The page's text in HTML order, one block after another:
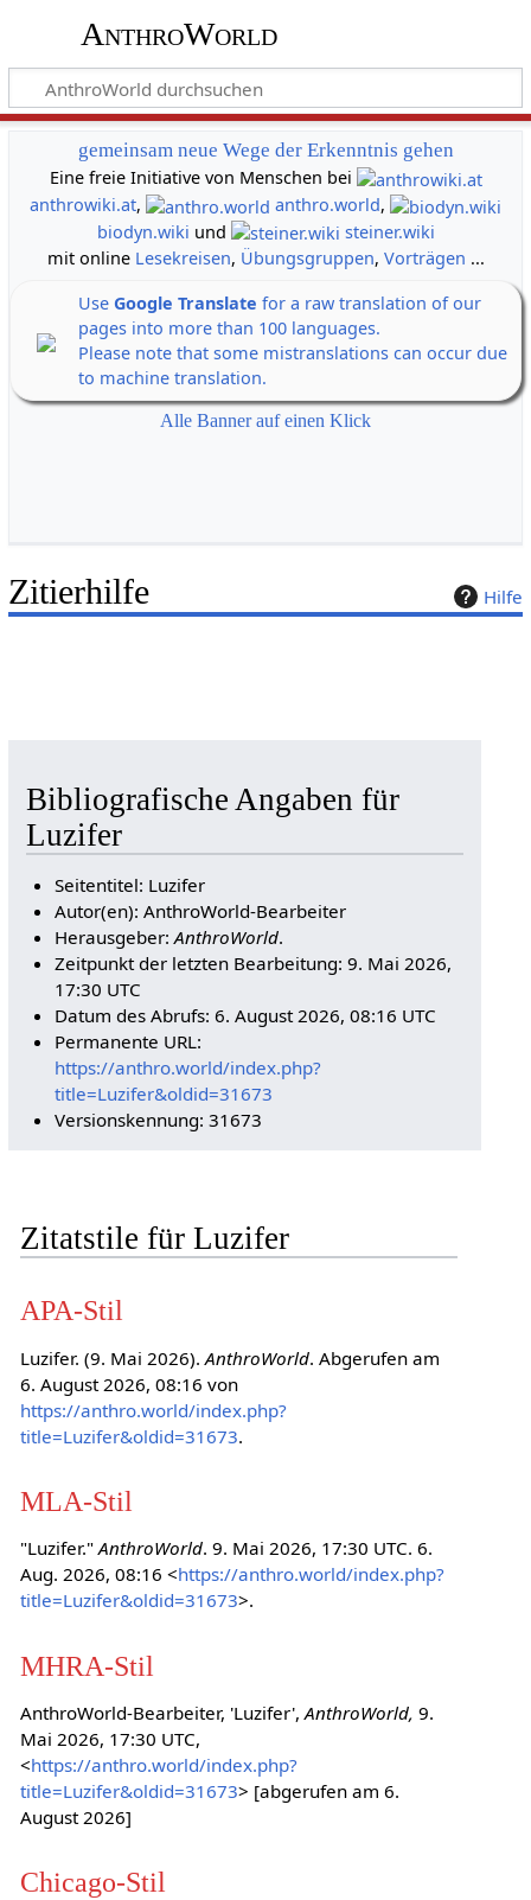
AnthroWorld
gemeinsam neue Wege der Erkenntnis gehen
Eine freie Initiative von Menschen bei
anthrowiki.at, anthro.world,
biodyn.wiki und
steiner.wiki
mit online Lesekreisen, Übungsgruppen, Vorträgen ...
Use Google Translate for a raw translation of our
pages into more than 100 languages.
Please note that some mistranslations can occur due
to machine translation.
Alle Banner auf einen Klick
Hilfe
Zitierhilfe
Bibliografische Angaben für
Luzifer
Seitentitel: Luzifer
Autor(en): AnthroWorld-Bearbeiter
Herausgeber:AnthroWorld.
Zeitpunkt der letzten Bearbeitung: 9. Mai 2026,
17:30 UTC
Datum des Abrufs: 6. August 2026, 08:16 UTC
Permanente URL:
https://anthro.world/index.php?
title=Luzifer&oldid=31673
Versionskennung: 31673
Zitatstile für Luzifer
APA-Stil
Luzifer. (9. Mai 2026). AnthroWorld. Abgerufen am
6. August 2026, 08:16 von
https://anthro.world/index.php?
title=Luzifer&oldid=31673.
MLA-Stil
"Luzifer."AnthroWorld. 9. Mai 2026, 17:30 UTC. 6.
Aug. 2026, 08:16 <https://anthro.world/index.php?
title=Luzifer&oldid=31673>.
MHRA-Stil
AnthroWorld-Bearbeiter, 'Luzifer', AnthroWorld, 9.
Mai 2026, 17:30 UTC,
<https://anthro.world/index.php?
title=Luzifer&oldid=31673> [abgerufen am 6.
August 2026]
Chicago-Stil